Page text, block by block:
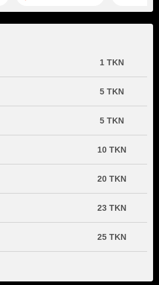
1 TKN
5 TKN
5 TKN
10 TKN
20 TKN
23 TKN
25 TKN